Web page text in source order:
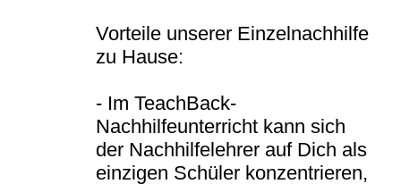
Vorteile unserer Einzelnachhilfe
zu Hause:
- Im TeachBack-
Nachhilfeunterricht kann sich
der Nachhilfelehrer auf Dich als
einzigen Schüler konzentrieren,